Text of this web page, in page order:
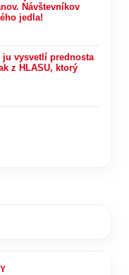
Návštevníkov
jedla!
ju vysvetlí prednosta
z HLASU, ktorý